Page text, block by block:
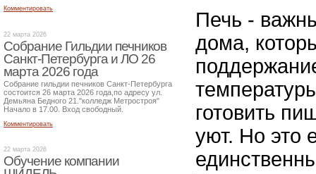
Печь -
дома,
готовить
уют. Но это
Комментировать
22 марта 2026
Собрание Гильдии печников
Санкт-Петербурга и ЛО 26
марта 2026 года
Собрание гильдии печников Санкт-Петербурга
состоится 26 марта 2026 года,по адресу ул.
Демьяна Бедного 21."колледж Метростроя"
Начало в 17.00. Вход свободный.
Комментировать
22 марта 2026
Обучение компании